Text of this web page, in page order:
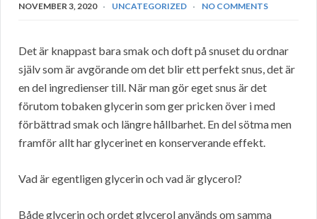
NOVEMBER 3, 2020 UNCATEGORIZED NO COMMENTS
Det är knappast bara smak och doft på snuset du ordnar
själv som är avgörande om det blir ett perfekt snus, det är
en del ingredienser till. När man gör eget snus är det
förutom tobaken glycerin som ger pricken över i med
förbättrad smak och längre hållbarhet. En del sötma men
framför allt har glycerinet en konserverande effekt.
Vad är egentligen glycerin och vad är glycerol?
Både glycerin och ordet glycerol används om samma